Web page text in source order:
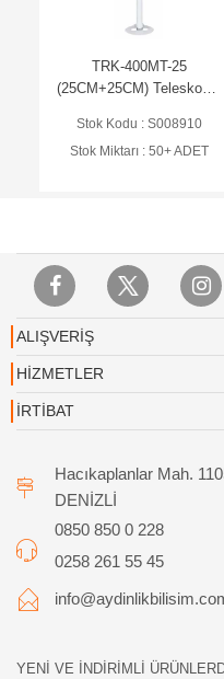
TRK-400MT-25
(25CM+25CM) Teleskopik
Stok Kodu : S008910
Stok Miktarı : 50+ ADET
ALIŞVERİŞ
HİZMETLER
İRTİBAT
Hacıkaplanlar Mah.
DENİZLİ
0850 850 0 228
0258 261 55 45
YENİ VE İNDİRİMLİ